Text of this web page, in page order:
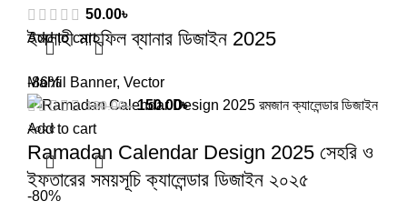
50.00৳
Add to cart
ইসলাহী মাহফিল ব্যানার ডিজাইন 2025
Mahfil Banner, Vector
180.00৳ 150.00৳
Add to cart
-86%
Ramadan Calendar Design 2025 সেহরি ও
ইফতারের সময়সূচি ক্যালেন্ডার ডিজাইন ২০২৫
-80%